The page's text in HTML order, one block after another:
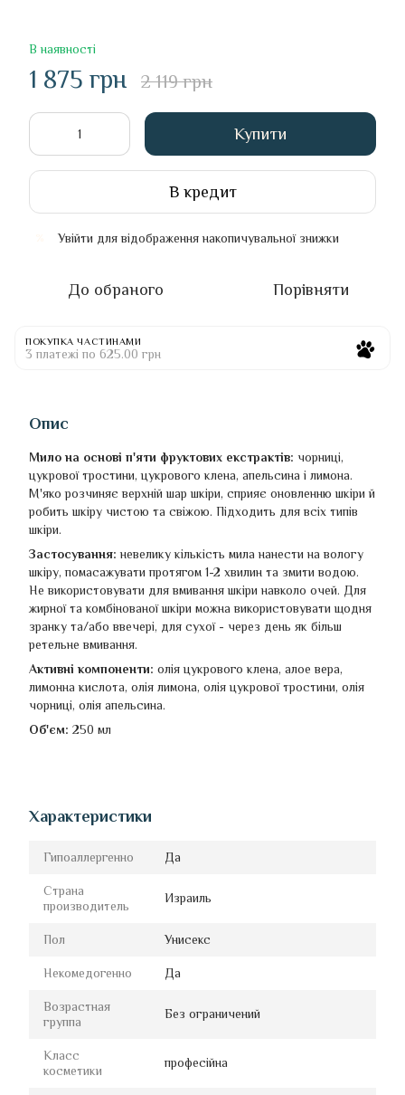
В наявності
1 875 грн 2 119 грн
Купити
В кредит
Увійти для відображення накопичувальної знижки
До обраного Порівняти
ПОКУПКА ЧАСТИНАМИ
3 платежі по 625.00 грн
Опис
Мило на основі п'яти фруктових екстрактів: чорниці,
цукрової тростини, цукрового клена, апельсина і лимона.
М'яко розчиняє верхній шар шкіри, сприяє оновленню шкіри й
робить шкіру чистою та свіжою. Підходить для всіх типів
шкіри.
Застосування: невелику кількість мила нанести на вологу
шкіру, помасажувати протягом 1-2 хвилин та змити водою.
Не використовувати для вмивання шкіри навколо очей. Для
жирної та комбінованої шкіри можна використовувати щодня
зранку та/або ввечері, для сухої - через день як більш
ретельне вмивання.
Активні компоненти: олія цукрового клена, алое вера,
лимонна кислота, олія лимона, олія цукрової тростини, олія
чорниці, олія апельсина.
Об'єм: 250 мл
Характеристики
Гипоаллергенно Да
Страна
производитель
Израиль
Пол Унисекс
Некомедогенно Да
Возрастная
группа
Без ограничений
Класс
косметики
професійна